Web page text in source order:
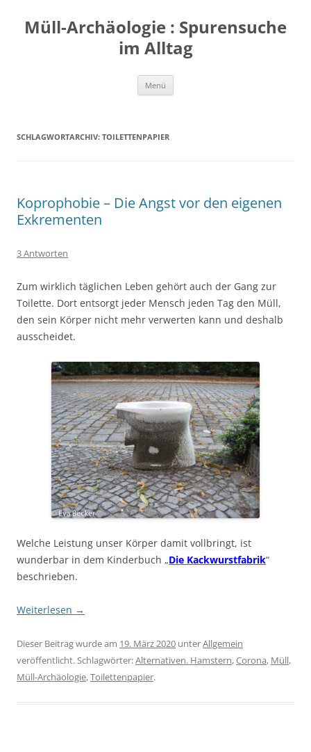
springen
Müll-Archäologie : Spurensuche
im Alltag
Menü
SCHLAGWORTARCHIV: TOILETTENPAPIER
Koprophobie – Die Angst vor den eigenen
Exkrementen
3 Antworten
Zum wirklich täglichen Leben gehört auch der Gang zur
Toilette. Dort entsorgt jeder Mensch jeden Tag den Müll,
den sein Körper nicht mehr verwerten kann und deshalb
ausscheidet.
Welche Leistung unser Körper damit vollbringt, ist
wunderbar in dem Kinderbuch „Die Kackwurstfabrik“
beschrieben.
Weiterlesen →
Dieser Beitrag wurde am 19. März 2020 unterAllgemein
veröffentlicht. Schlagwörter:Alternativen. Hamstern,Corona, Müll,
Müll-Archäologie,Toilettenpapier.